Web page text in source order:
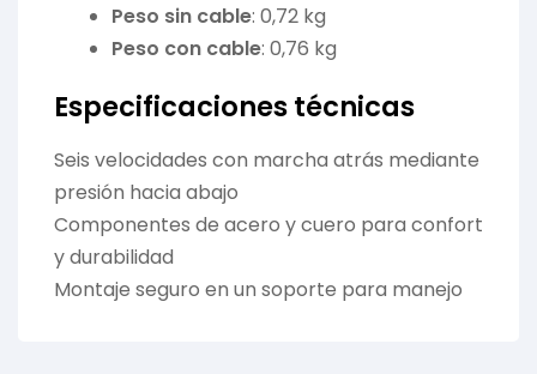
Peso sin cable: 0,72 kg
Peso con cable: 0,76 kg
Especificaciones técnicas
Seis velocidades con marcha atrás mediante
presión hacia abajo
Componentes de acero y cuero para confort
y durabilidad
Montaje seguro en un soporte para manejo